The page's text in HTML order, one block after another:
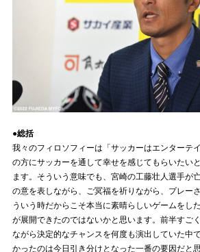
●総括
我々のフィロソフィーは「サッカーはエンターテ
の方にサッカーを通して幸せを感じてもらいたい
ます。そういう意味でも、宮崎の工藤壮人選手が
の意を表しながら、ご冥福を祈りながら、プレー
ういう時だからこそ本当に素晴らしいゲームをし
が展開できたのではないかと思います。前半すご
ながら決定的なチャンスを何度も演出していた中
かったのは今日引き分けとなった一番の要因だと